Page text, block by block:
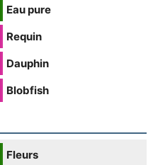
Eau pure
Requin
Dauphin
Blobfish
Fleurs